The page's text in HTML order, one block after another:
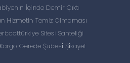
İçinde Demir Çıktı
Hizmetin Temiz Olmaması
Sitesi Sahteliği
Gerede Şubesi̇ Şi̇kayet